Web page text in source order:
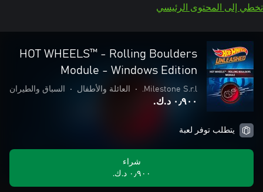
تخطي إلى المحتوى الرئيسي
HOT WHEELS™ - Rolling Boulders
Module - Windows Edition
Milestone S.r.l.
• العائلة والأطفال • السباق والطيران
٠٫٩٠٠ د.ك.‏
يتطلب توفر لعبة
شراء
٠٫٩٠٠ د.ك.‏